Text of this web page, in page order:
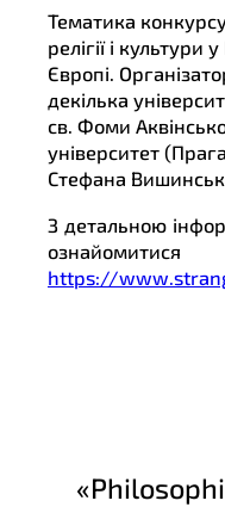
Тематика
релігії і культури
Європі.
декілька
св. Фоми
університет
Стефана
З детальною
https://